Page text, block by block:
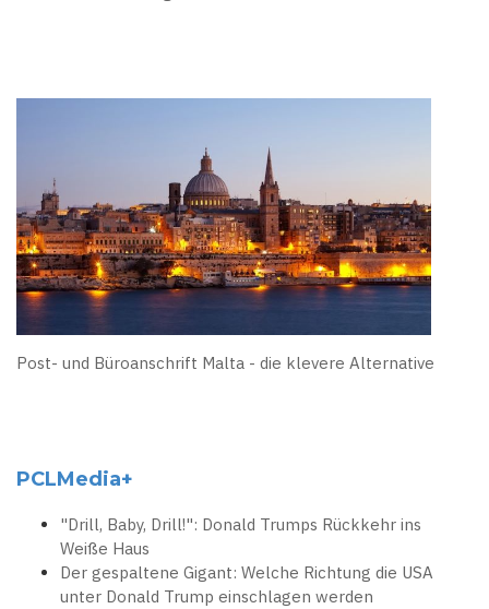
Post- und Büroanschrift Malta - die klevere Alternative
PCLMedia+
"Drill, Baby, Drill!": Donald Trumps Rückkehr ins
Weiße Haus
Der gespaltene Gigant: Welche Richtung die USA
unter Donald Trump einschlagen werden